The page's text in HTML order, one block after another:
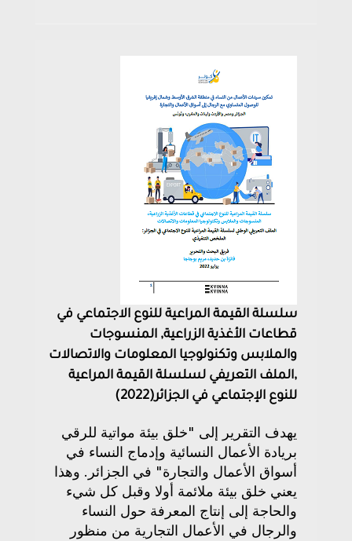
سلسلة القيمة المراعية للنوع الاجتماعي في
قطاعات الأغذية الزراعية, المنسوجات
والملابس وتكنولوجيا المعلومات والاتصالات
,الملف التعريفي لسلسلة القيمة المراعية
للنوع الإجتماعي في الجزائر(2022)
يهدف التقرير إلى "خلق بيئة مواتية للرقي
بريادة الأعمال النسائية وإدماج النساء في
أسواق الأعمال والتجارة" في الجزائر. وهذا
يعني خلق بيئة ملائمة أولا وقبل كل شيء
والحاجة إلى إنتاج المعرفة حول النساء
والرجال في الأعمال التجارية من منظور